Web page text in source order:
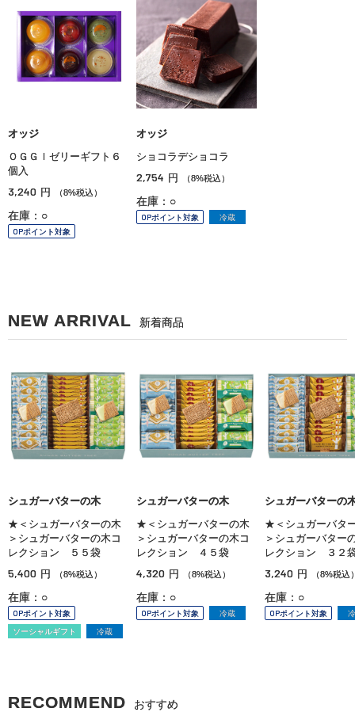
オッジ
ＯＧＧＩゼリーギフト６
個入
3,240 円 （8%税込）
在庫：○
OPポイント対象
オッジ
ショコラデショコラ
2,754 円 （8%税込）
在庫：○
OPポイント対象 冷蔵
NEW ARRIVAL 新着商品
シュガーバターの木
★＜シュガーバターの木
＞シュガーバターの木コ
レクション ５５袋
5,400 円 （8%税込）
在庫：○
OPポイント対象
ソーシャルギフト
冷蔵
シュガーバターの木
★＜シュガーバターの木
＞シュガーバターの木コ
レクション ４５袋
4,320 円 （8%税込）
在庫：○
OPポイント対象 冷蔵
シュガーバターの
★＜シュガーバタ
＞シュガーバター
レクション ３２
3,240 円 （8%税込
在庫：○
OPポイント対象
RECOMMEND おすすめ